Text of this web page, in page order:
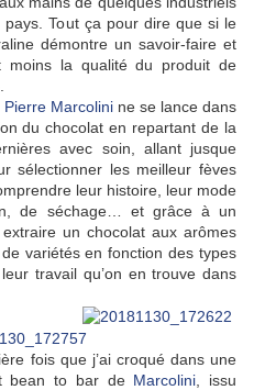
Tout ça pour dire que si le
démontre un savoir-faire et
moins la qualité du produit de
Pierre Marcolinine se lance dans
du chocolat en repartant de la
avec soin, allant jusque
sélectionner les meilleur fèves
leur histoire, leur mode
de séchage… et grâce à un
un chocolat aux arômes
variétés en fonction des types
travail qu’on en trouve dans
fois que j’ai croqué dans une
bean to bar de Marcolini , issu